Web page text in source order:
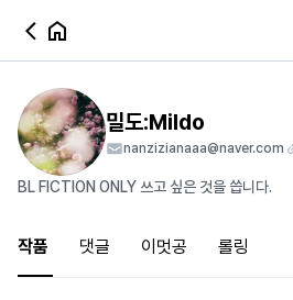
밀도:Mildo
nanzizianaaa@naver.com
BL FICTION ONLY 쓰고 싶은 것을 씁니다.
작품 댓글 이멋공 롤링